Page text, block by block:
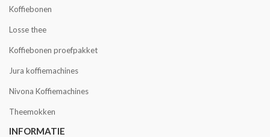
Koffiebonen
Losse thee
Koffiebonen proefpakket
Jura koffiemachines
Nivona Koffiemachines
Theemokken
INFORMATIE